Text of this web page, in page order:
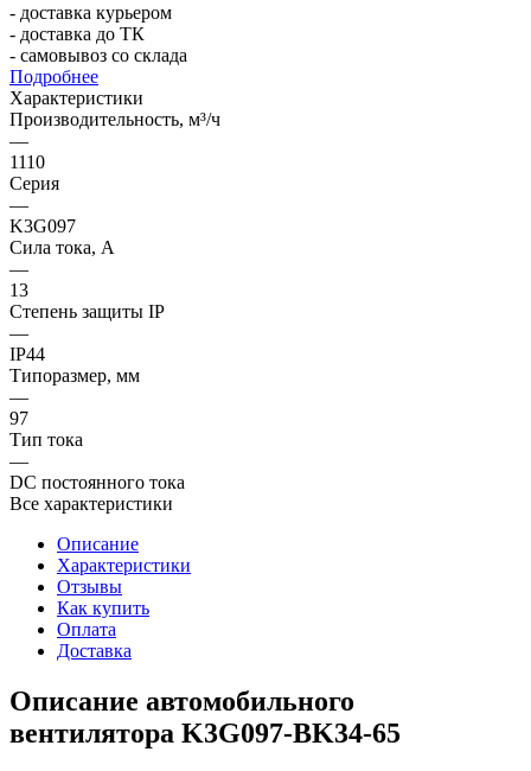
- доставка курьером
- доставка до ТК
- самовывоз со склада
Подробнее
Характеристики
Производительность, м³/ч
—
1110
Серия
—
K3G097
Сила тока, А
—
13
Степень защиты IP
—
IP44
Типоразмер, мм
—
97
Тип тока
—
DC постоянного тока
Все характеристики
Описание
Характеристики
Отзывы
Как купить
Оплата
Доставка
Описание автомобильного
вентилятора K3G097-BK34-65